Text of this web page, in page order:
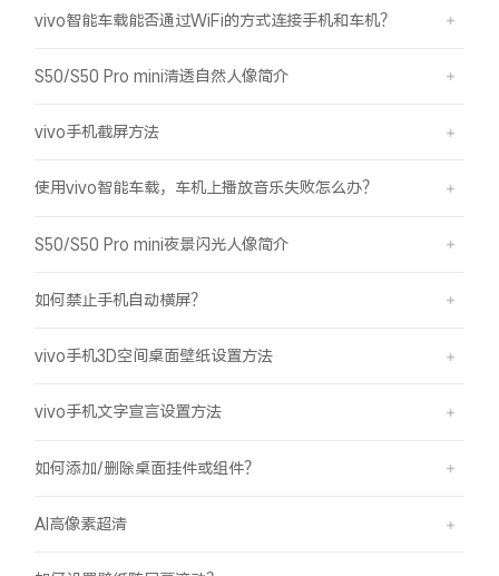
vivo智能车载能否通过WiFi的方式连接手机和车机？
S50/S50 Pro mini清透自然人像简介
vivo手机截屏方法
使用vivo智能车载，车机上播放音乐失败怎么办？
S50/S50 Pro mini夜景闪光人像简介
如何禁止手机自动横屏？
vivo手机3D空间桌面壁纸设置方法
vivo手机文字宣言设置方法
如何添加/删除桌面挂件或组件？
AI高像素超清